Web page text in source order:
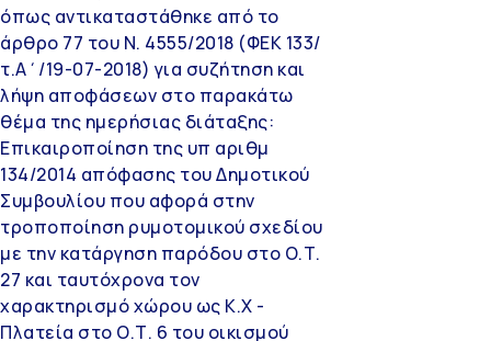
όπως αντικαταστάθηκε από το
άρθρο 77 του Ν. 4555/2018 (ΦΕΚ 133/
τ.Α΄/19-07-2018) για συζήτηση και
λήψη αποφάσεων στο παρακάτω
θέμα της ημερήσιας διάταξης:
Επικαιροποίηση της υπ αριθμ
134/2014 απόφασης του Δημοτικού
Συμβουλίου που αφορά στην
τροποποίηση ρυμοτομικού σχεδίου
με την κατάργηση παρόδου στο Ο.Τ.
27 και ταυτόχρονα τον
χαρακτηρισμό χώρου ως Κ.Χ -
Πλατεία στο Ο.Τ. 6 του οικισμού